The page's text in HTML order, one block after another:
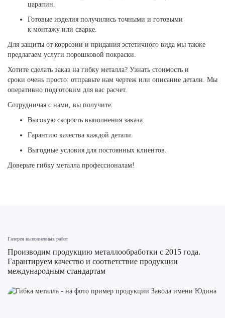
царапин.
Готовые изделия получились точными и готовыми
к монтажу или сварке.
Для защиты от коррозии и придания эстетичного вида мы также
предлагаем услуги порошковой покраски.
Хотите сделать заказ на гибку металла? Узнать стоимость и
сроки очень просто: отправьте нам чертеж или описание детали. Мы
оперативно подготовим для вас расчет.
Сотрудничая с нами, вы получите:
Высокую скорость выполнения заказа.
Гарантию качества каждой детали.
Выгодные условия для постоянных клиентов.
Доверьте гибку металла профессионалам!
Галерея выполненных работ
Производим продукцию металлообработки с 2015 года.
Гарантируем качество и соответствие продукции
международным стандартам